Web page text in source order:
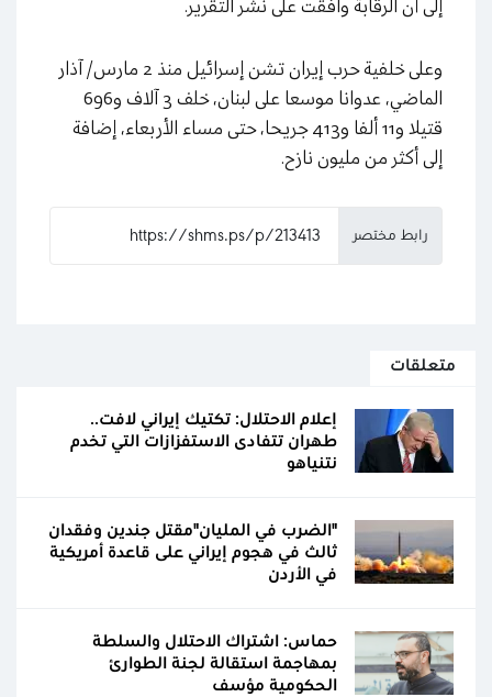
إلى أن الرقابة وافقت على نشر التقرير.
وعلى خلفية حرب إيران تشن إسرائيل منذ 2 مارس/ آذار
الماضي، عدوانا موسعا على لبنان، خلف 3 آلاف و696
قتيلا و11 ألفا و413 جريحا، حتى مساء الأربعاء، إضافة
إلى أكثر من مليون نازح.
رابط مختصر
متعلقات
إعلام الاحتلال: تكتيك إيراني لافت..
طهران تتفادى الاستفزازات التي تخدم
نتنياهو
"الضرب في المليان"مقتل جندين وفقدان
ثالث في هجوم إيراني على قاعدة أمريكية
في الأردن
حماس: اشتراك الاحتلال والسلطة
بمهاجمة استقالة لجنة الطوارئ
الحكومية مؤسف